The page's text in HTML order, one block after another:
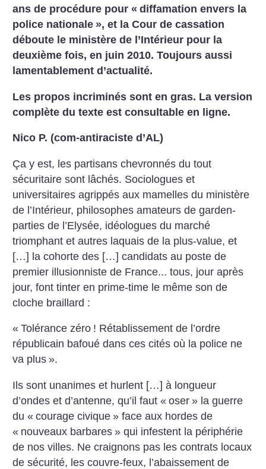
ans de procédure pour « diffamation envers la
police nationale », et la Cour de cassation
déboute le ministère de l’Intérieur pour la
deuxième fois, en juin 2010. Toujours aussi
lamentablement d’actualité.
Les propos incriminés sont en gras. La version
complète du texte est consultable en ligne.
Nico P. (com-antiraciste d’AL)
Ça y est, les partisans chevronnés du tout
sécuritaire sont lâchés. Sociologues et
universitaires agrippés aux mamelles du ministère
de l’Intérieur, philosophes amateurs de garden-
parties de l’Elysée, idéologues du marché
triomphant et autres laquais de la plus-value, et
[…] la cohorte des […] candidats au poste de
premier illusionniste de France... tous, jour après
jour, font tinter en prime-time le même son de
cloche braillard :
« Tolérance zéro ! Rétablissement de l’ordre
républicain bafoué dans ces cités où la police ne
va plus ».
Ils sont unanimes et hurlent […] à longueur
d’ondes et d’antenne, qu’il faut « oser » la guerre
du « courage civique » face aux hordes de
« nouveaux barbares » qui infestent la périphérie
de nos villes. Ne craignons pas les contrats locaux
de sécurité, les couvre-feux, l’abaissement de